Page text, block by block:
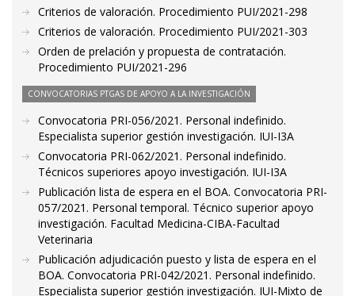
Criterios de valoración. Procedimiento PUI/2021-298
Criterios de valoración. Procedimiento PUI/2021-303
Orden de prelación y propuesta de contratación.
Procedimiento PUI/2021-296
CONVOCATORIAS PTGAS DE APOYO A LA INVESTIGACIÓN
Convocatoria PRI-056/2021. Personal indefinido.
Especialista superior gestión investigación. IUI-I3A
Convocatoria PRI-062/2021. Personal indefinido.
Técnicos superiores apoyo investigación. IUI-I3A
Publicación lista de espera en el BOA. Convocatoria PRI-
057/2021. Personal temporal. Técnico superior apoyo
investigación. Facultad Medicina-CIBA-Facultad
Veterinaria
Publicación adjudicación puesto y lista de espera en el
BOA. Convocatoria PRI-042/2021. Personal indefinido.
Especialista superior gestión investigación. IUI-Mixto de